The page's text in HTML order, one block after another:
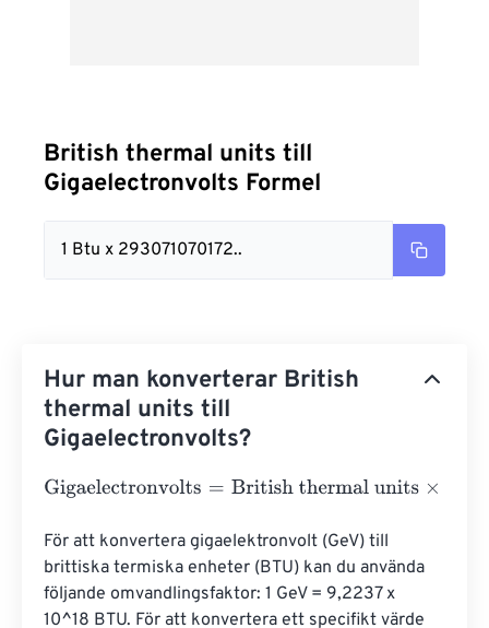
British thermal units till
Gigaelectronvolts Formel
1 Btu x 293071070172..
Hur man konverterar British
thermal units till
Gigaelectronvolts?
Gigaelectronvolts=British thermal units×
För att konvertera gigaelektronvolt (GeV) till
brittiska termiska enheter (BTU) kan du använda
följande omvandlingsfaktor: 1 GeV = 9,2237 x
10^18 BTU. För att konvertera ett specifikt värde